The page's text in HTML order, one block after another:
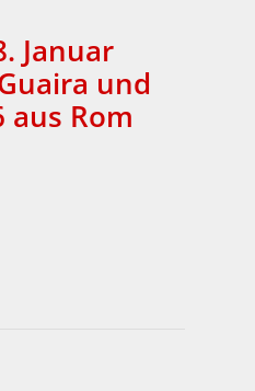
Januar
und
aus Rom